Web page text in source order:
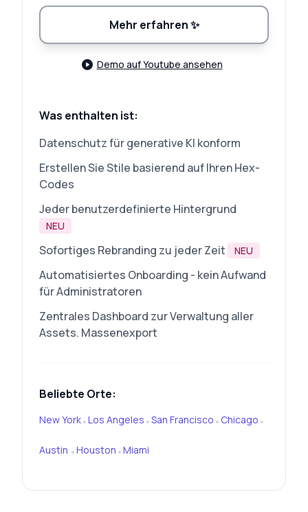
Mehr erfahren✨
Demo auf Youtube ansehen
Was enthalten ist:
Datenschutz für generative KI konform
Erstellen Sie Stile basierend auf Ihren Hex-
Codes
Jeder benutzerdefinierte Hintergrund
NEU
Sofortiges Rebranding zu jeder Zeit NEU
Automatisiertes Onboarding - kein Aufwand
für Administratoren
Zentrales Dashboard zur Verwaltung aller
Assets. Massenexport
Beliebte Orte:
New York•Los Angeles •San Francisco • Chicago •
Austin •Houston •Miami